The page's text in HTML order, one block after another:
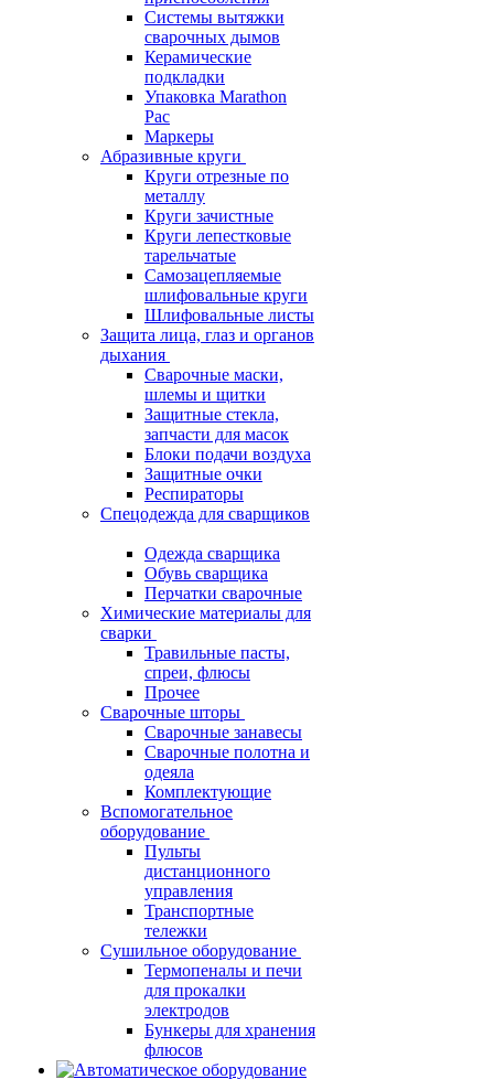
Системы вытяжки
сварочных дымов
Керамические
подкладки
Упаковка Marathon
Pac
Маркеры
Абразивные круги
Круги отрезные по
металлу
Круги зачистные
Круги лепестковые
тарельчатые
Самозацепляемые
шлифовальные круги
Шлифовальные листы
Защита лица, глаз и органов
дыхания
Сварочные маски,
шлемы и щитки
Защитные стекла,
запчасти для масок
Блоки подачи воздуха
Защитные очки
Респираторы
Спецодежда для сварщиков
Одежда сварщика
Обувь сварщика
Перчатки сварочные
Химические материалы для
сварки
Травильные пасты,
спреи, флюсы
Прочее
Сварочные шторы
Сварочные занавесы
Сварочные полотна и
одеяла
Комплектующие
Вспомогательное
оборудование
Пульты
дистанционного
управления
Транспортные
тележки
Сушильное оборудование
Термопеналы и печи
для прокалки
электродов
Бункеры для хранения
флюсов